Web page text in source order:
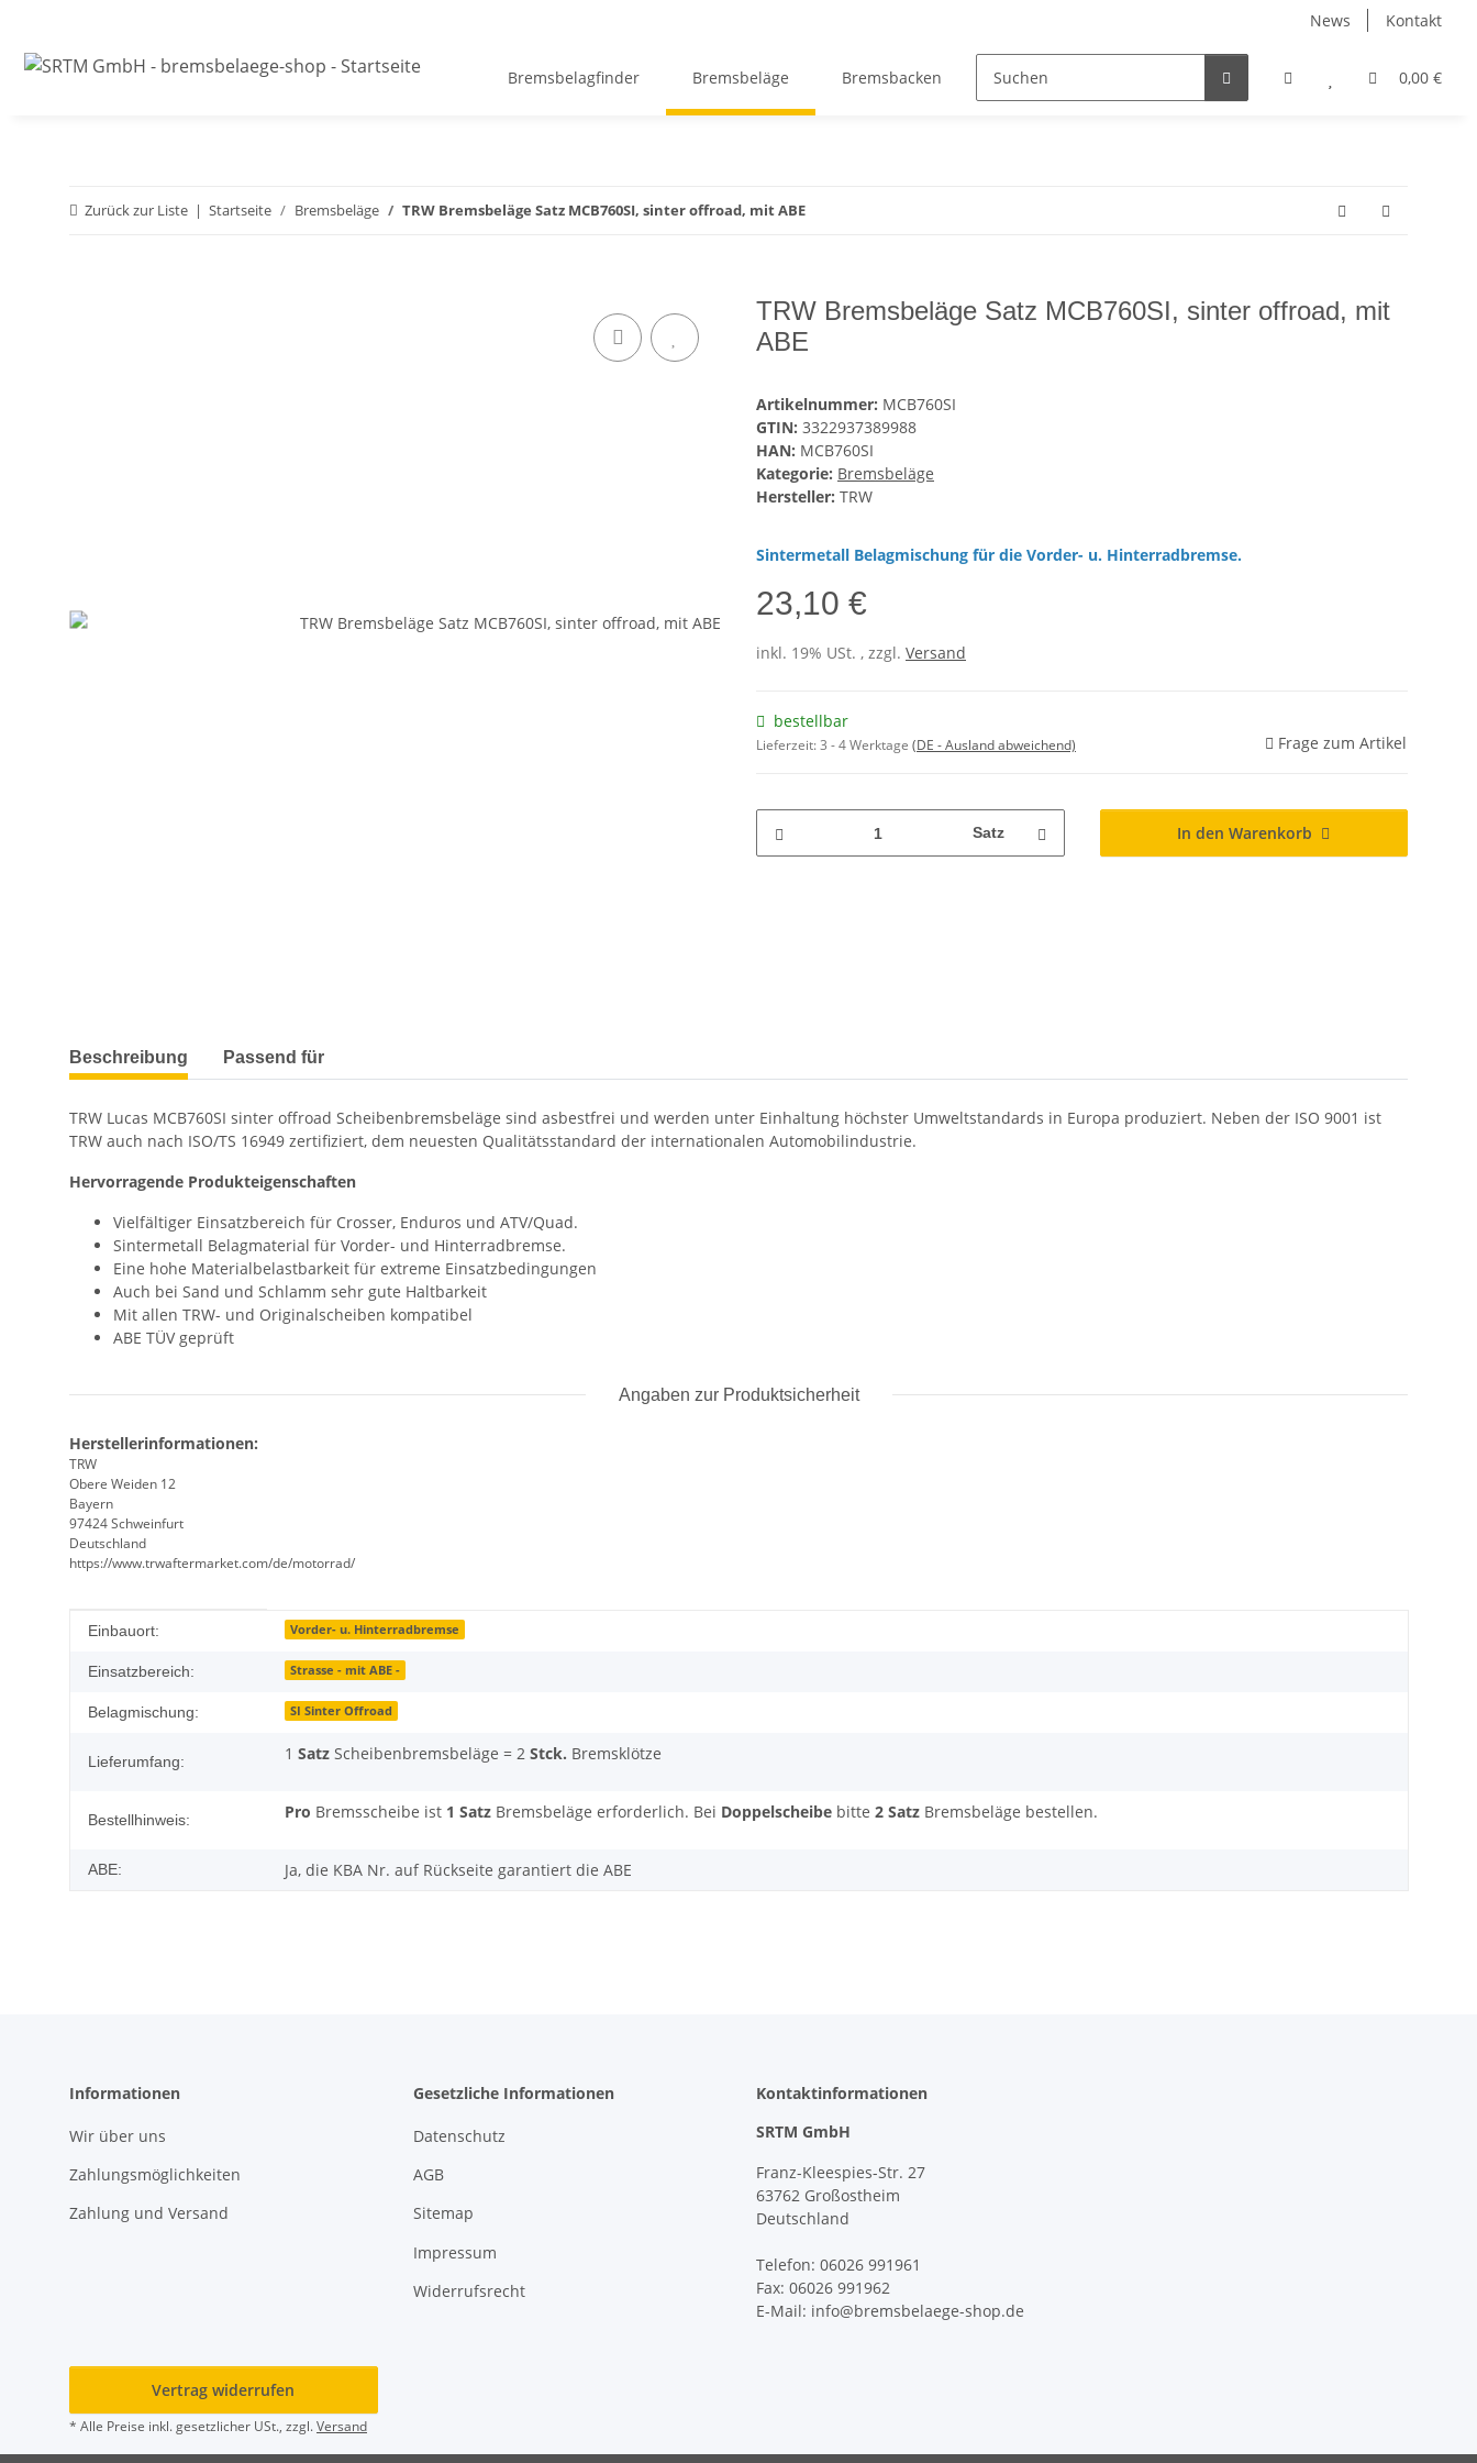
News Kontakt
0,00 €
Bremsbelagfinder Bremsbeläge Bremsbacken Zubehör
Zurück zur Liste Startseite Bremsbeläge TRW Bremsbeläge Satz MCB760SI, sinter offroad, mit ABE
TRW Bremsbeläge Satz MCB760SI, sinter offroad, mit
ABE
Artikelnummer: MCB760SI
GTIN: 3322937389988
HAN: MCB760SI
Kategorie: Bremsbeläge
Hersteller: TRW
Sintermetall Belagmischung für die Vorder- u. Hinterradbremse.
23,10 €
inkl. 19% USt. , zzgl. Versand
bestellbar
Lieferzeit:3 - 4 Werktage (DE - Ausland abweichend) Frage zum Artikel
Satz In den Warenkorb
weitere Registerkarten anzeigen
Beschreibung Passend für
TRW Lucas MCB760SI sinter offroad Scheibenbremsbeläge sind asbestfrei und werden unter Einhaltung höchster Umweltstandards in Europa produziert. Neben der ISO 9001 ist
TRW auch nach ISO/TS 16949 zertifiziert, dem neuesten Qualitätsstandard der internationalen Automobilindustrie.
Hervorragende Produkteigenschaften
Vielfältiger Einsatzbereich für Crosser, Enduros und ATV/Quad.
Sintermetall Belagmaterial für Vorder- und Hinterradbremse.
Eine hohe Materialbelastbarkeit für extreme Einsatzbedingungen
Auch bei Sand und Schlamm sehr gute Haltbarkeit
Mit allen TRW- und Originalscheiben kompatibel
ABE TÜV geprüft
Angaben zur Produktsicherheit
Herstellerinformationen:
TRW
Obere Weiden 12
Bayern
97424 Schweinfurt
Deutschland
https://www.trwaftermarket.com/de/motorrad/
Produkteigenschaft
Wert
Einbauort: Vorder- u. Hinterradbremse
Einsatzbereich: Strasse - mit ABE -
Belagmischung: SI Sinter Offroad
Lieferumfang: 1 Satz Scheibenbremsbeläge = 2 Stck. Bremsklötze
Bestellhinweis: Pro Bremsscheibe ist 1 Satz Bremsbeläge erforderlich. Bei Doppelscheibe bitte 2 Satz Bremsbeläge bestellen.
ABE: Ja, die KBA Nr. auf Rückseite garantiert die ABE
Informationen
Wir über uns
Zahlungsmöglichkeiten
Zahlung und Versand
Gesetzliche Informationen
Datenschutz
AGB
Sitemap
Impressum
Widerrufsrecht
Kontaktinformationen
SRTM GmbH
Franz-Kleespies-Str. 27
63762 Großostheim
Deutschland
Telefon: 06026 991961
Fax: 06026 991962
E-Mail: info@bremsbelaege-shop.de
Vertrag widerrufen
* Alle Preise inkl. gesetzlicher USt., zzgl.Versand